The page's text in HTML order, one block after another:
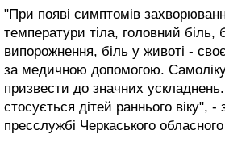
"При появі симптомів
температури тіла, головний біль,
випорожнення, біль у животі -
за медичною допомогою.
призвести до значних
стосується дітей раннього віку",
пресслужбі Черкаського